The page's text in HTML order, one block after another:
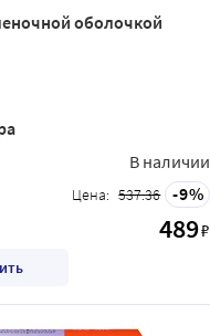
оболочкой
В наличии
Цена: 537.36 9
489₽